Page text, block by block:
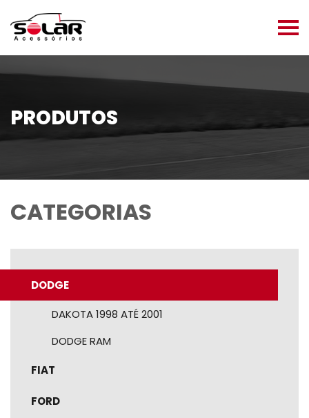
PRODUTOS
CATEGORIAS
DODGE
DAKOTA 1998 ATÉ 2001
DODGE RAM
FIAT
FORD